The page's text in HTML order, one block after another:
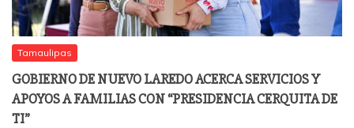
Tamaulipas
GOBIERNO DE NUEVO LAREDO ACERCA SERVICIOS Y
APOYOS A FAMILIAS CON “PRESIDENCIA CERQUITA DE
TI”